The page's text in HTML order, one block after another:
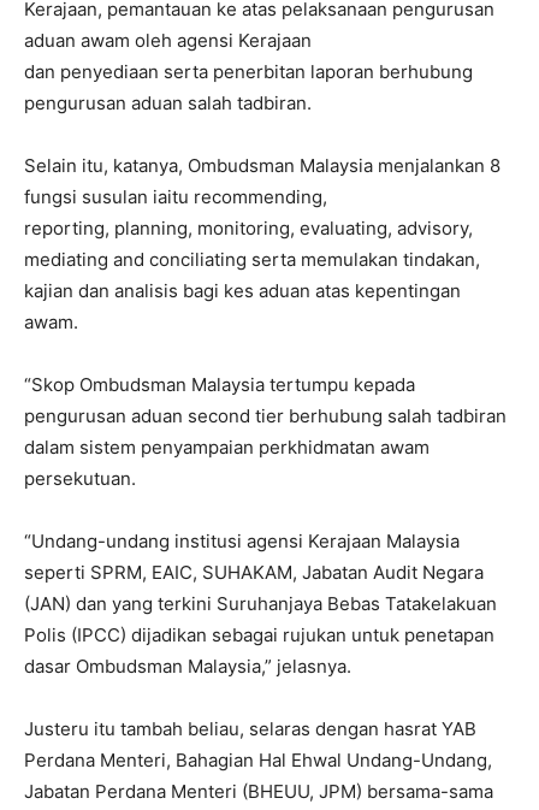
Kerajaan, pemantauan ke atas pelaksanaan pengurusan
aduan awam oleh agensi Kerajaan
dan penyediaan serta penerbitan laporan berhubung
pengurusan aduan salah tadbiran.
Selain itu, katanya, Ombudsman Malaysia menjalankan 8
fungsi susulan iaitu recommending,
reporting, planning, monitoring, evaluating, advisory,
mediating and conciliating serta memulakan tindakan,
kajian dan analisis bagi kes aduan atas kepentingan
awam.
“Skop Ombudsman Malaysia tertumpu kepada
pengurusan aduan second tier berhubung salah tadbiran
dalam sistem penyampaian perkhidmatan awam
persekutuan.
“Undang-undang institusi agensi Kerajaan Malaysia
seperti SPRM, EAIC, SUHAKAM, Jabatan Audit Negara
(JAN) dan yang terkini Suruhanjaya Bebas Tatakelakuan
Polis (IPCC) dijadikan sebagai rujukan untuk penetapan
dasar Ombudsman Malaysia,” jelasnya.
Justeru itu tambah beliau, selaras dengan hasrat YAB
Perdana Menteri, Bahagian Hal Ehwal Undang-Undang,
Jabatan Perdana Menteri (BHEUU, JPM) bersama-sama